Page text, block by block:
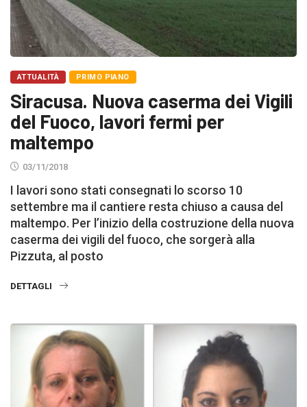
ATTUALITÀ PRIMO PIANO
Siracusa. Nuova caserma dei Vigili
del Fuoco, lavori fermi per
maltempo
03/11/2018
I lavori sono stati consegnati lo scorso 10
settembre ma il cantiere resta chiuso a causa del
maltempo. Per l’inizio della costruzione della nuova
caserma dei vigili del fuoco, che sorgerà alla
Pizzuta, al posto
DETTAGLI